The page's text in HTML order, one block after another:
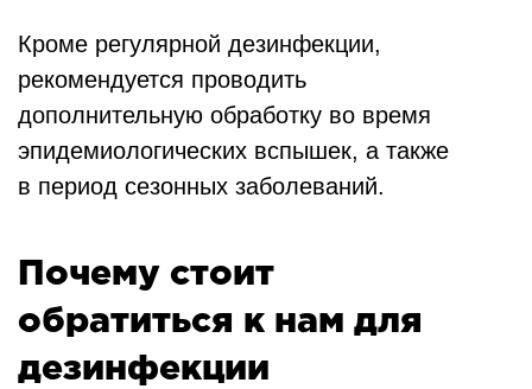
Кроме регулярной дезинфекции,
рекомендуется проводить
дополнительную обработку во время
эпидемиологических вспышек, а также
в период сезонных заболеваний.
Почему стоит
обратиться к нам для
дезинфекции